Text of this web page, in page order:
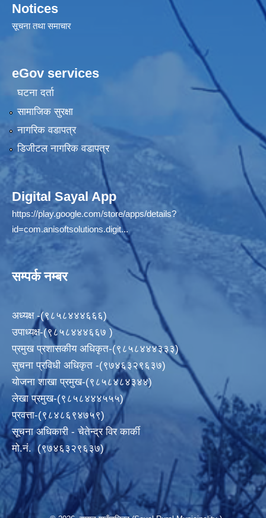
Notices
सूचना तथा समाचार
eGov services
घटना दर्ता
सामाजिक सुरक्षा
नागरिक वडापत्र
डिजीटल नागरिक वडापत्र
Digital Sayal App
https://play.google.com/store/apps/details?
id=com.anisoftsolutions.digit...
सम्पर्क नम्बर
अध्यक्ष -(९८५८४४४६६६)
उपाध्यक्ष-(९८५८४४४६६७ )
प्रमुख प्रशासकीय अधिकृत-(९८५८४४४३३३)
सुचना प्रविधी अधिकृत -(९७४६३२९६३७)
योजना शाखा प्रमुख-(९८५८४८४३४४)
लेखा प्रमुख-(९८५८४४४५५५)
प्रवत्ता-(९८४८६९४७५९)
सूचना अधिकारी - चेतेन्द्र विर कार्की
मो.नं. (९७४६३२९६३७)